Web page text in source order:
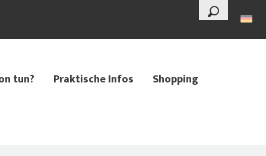
--°
Suche
tun? Praktische Infos Shopping